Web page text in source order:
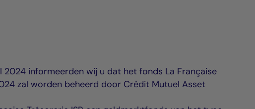
informeerden wij u dat het fonds La Française
zal worden beheerd door Crédit Mutuel Asset